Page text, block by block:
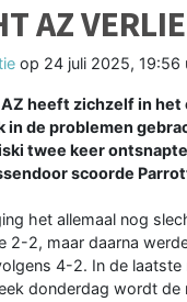
AZ
op 24 juli 2025, 19:56
AZ heeft zichzelf in
in de problemen
twee keer
scoorde
het allemaal nog
2-2, maar daarna
4-2. In de
donderdag wordt de